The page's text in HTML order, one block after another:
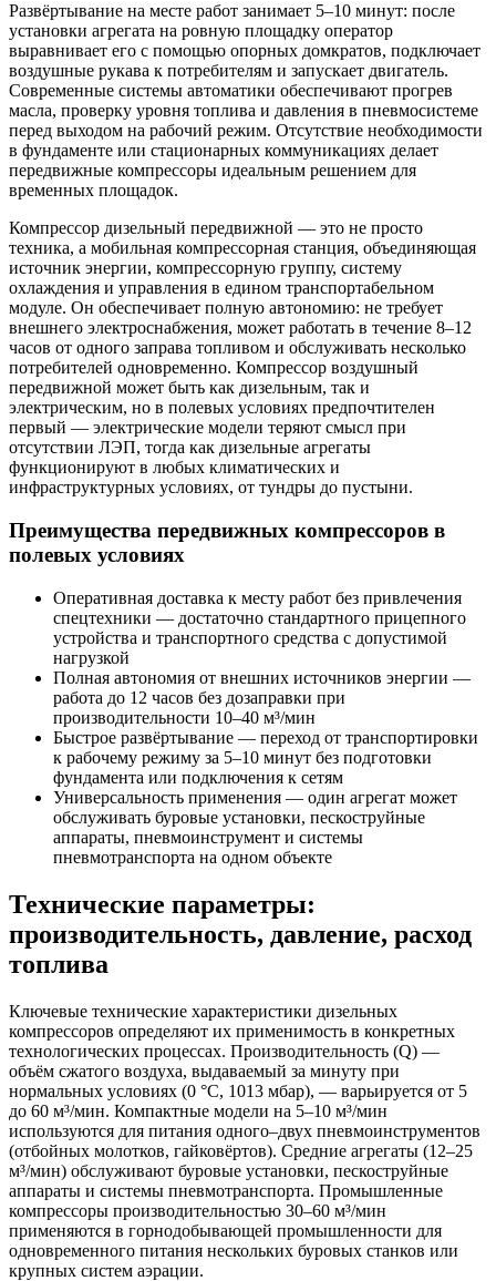
Развёртывание на месте работ занимает 5–10 минут: после
установки агрегата на ровную площадку оператор
выравнивает его с помощью опорных домкратов, подключает
воздушные рукава к потребителям и запускает двигатель.
Современные системы автоматики обеспечивают прогрев
масла, проверку уровня топлива и давления в пневмосистеме
перед выходом на рабочий режим. Отсутствие необходимости
в фундаменте или стационарных коммуникациях делает
передвижные компрессоры идеальным решением для
временных площадок.
Компрессор дизельный передвижной — это не просто
техника, а мобильная компрессорная станция, объединяющая
источник энергии, компрессорную группу, систему
охлаждения и управления в едином транспортабельном
модуле. Он обеспечивает полную автономию: не требует
внешнего электроснабжения, может работать в течение 8–12
часов от одного заправа топливом и обслуживать несколько
потребителей одновременно. Компрессор воздушный
передвижной может быть как дизельным, так и
электрическим, но в полевых условиях предпочтителен
первый — электрические модели теряют смысл при
отсутствии ЛЭП, тогда как дизельные агрегаты
функционируют в любых климатических и
инфраструктурных условиях, от тундры до пустыни.
Преимущества передвижных компрессоров в
полевых условиях
Оперативная доставка к месту работ без привлечения
спецтехники — достаточно стандартного прицепного
устройства и транспортного средства с допустимой
нагрузкой
Полная автономия от внешних источников энергии —
работа до 12 часов без дозаправки при
производительности 10–40 м³/мин
Быстрое развёртывание — переход от транспортировки
к рабочему режиму за 5–10 минут без подготовки
фундамента или подключения к сетям
Универсальность применения — один агрегат может
обслуживать буровые установки, пескоструйные
аппараты, пневмоинструмент и системы
пневмотранспорта на одном объекте
Технические параметры:
производительность, давление, расход
топлива
Ключевые технические характеристики дизельных
компрессоров определяют их применимость в конкретных
технологических процессах. Производительность (Q) —
объём сжатого воздуха, выдаваемый за минуту при
нормальных условиях (0 °C, 1013 мбар), — варьируется от 5
до 60 м³/мин. Компактные модели на 5–10 м³/мин
используются для питания одного–двух пневмоинструментов
(отбойных молотков, гайковёртов). Средние агрегаты (12–25
м³/мин) обслуживают буровые установки, пескоструйные
аппараты и системы пневмотранспорта. Промышленные
компрессоры производительностью 30–60 м³/мин
применяются в горнодобывающей промышленности для
одновременного питания нескольких буровых станков или
крупных систем аэрации.